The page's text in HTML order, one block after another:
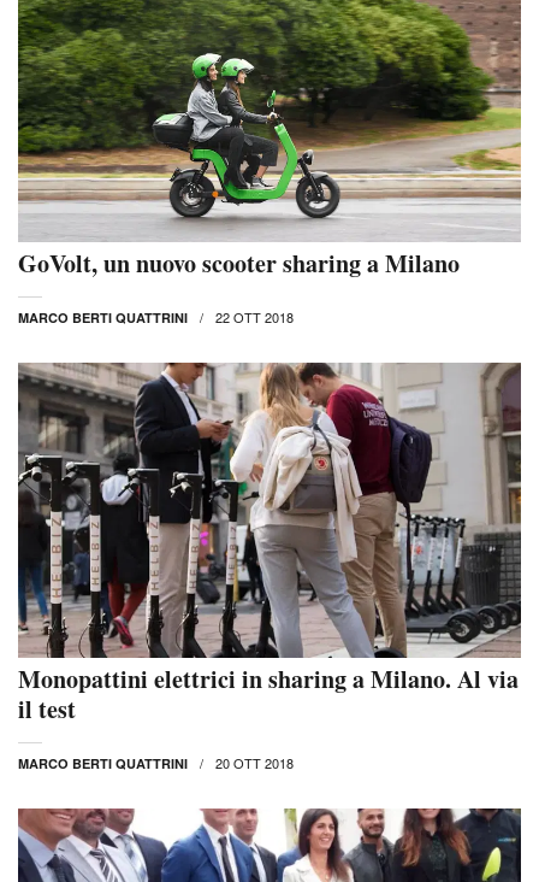
GoVolt, un nuovo scooter sharing a Milano
MARCO BERTI QUATTRINI 22 OTT 2018
Monopattini elettrici in sharing a Milano. Al via
il test
MARCO BERTI QUATTRINI 20 OTT 2018